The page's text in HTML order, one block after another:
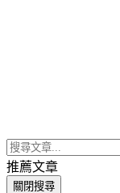
推薦文章
關閉搜尋